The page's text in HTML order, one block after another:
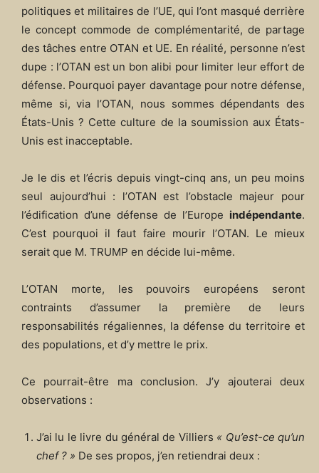
politiques et militaires de l’UE, qui l’ont masqué derrière
le concept commode de complémentarité, de partage
des tâches entre OTAN et UE. En réalité, personne n’est
dupe : l’OTAN est un bon alibi pour limiter leur effort de
défense. Pourquoi payer davantage pour notre défense,
même si, via l’OTAN, nous sommes dépendants des
États-Unis ? Cette culture de la soumission aux États-
Unis est inacceptable.
Je le dis et l’écris depuis vingt-cinq ans, un peu moins
seul aujourd’hui : l’OTAN est l’obstacle majeur pour
l’édification d’une défense de l’Europe indépendante.
C’est pourquoi il faut faire mourir l’OTAN. Le mieux
serait que M. TRUMP en décide lui-même.
L’OTAN morte, les pouvoirs européens seront
contraints d’assumer la première de leurs
responsabilités régaliennes, la défense du territoire et
des populations, et d’y mettre le prix.
Ce pourrait-être ma conclusion. J’y ajouterai deux
observations :
J’ai lu le livre du général de Villiers « Qu’est-ce qu’un
chef ? » De ses propos, j’en retiendrai deux :